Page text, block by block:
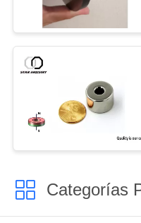
Categorías